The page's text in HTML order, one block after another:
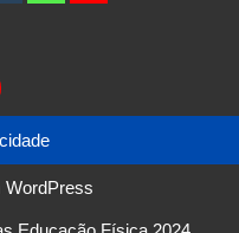
WordPress